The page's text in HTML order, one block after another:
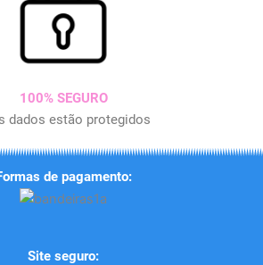
100% SEGURO
dados estão protegidos
de pagamento:
Site seguro: